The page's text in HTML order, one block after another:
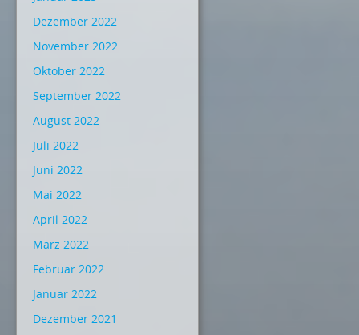
Dezember 2022
November 2022
Oktober 2022
September 2022
August 2022
Juli 2022
Juni 2022
Mai 2022
April 2022
März 2022
Februar 2022
Januar 2022
Dezember 2021